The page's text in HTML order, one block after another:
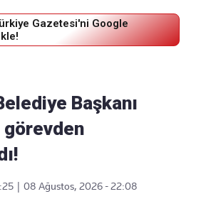
Gazetesi'ni Google
Başkanı
08 Ağustos, 2026 - 22:08